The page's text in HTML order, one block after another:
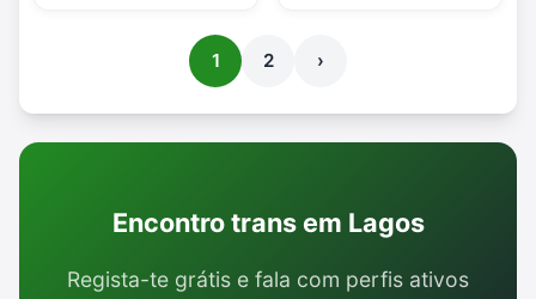
1 2 ›
Encontro trans em Lagos
Regista-te grátis e fala com perfis ativos